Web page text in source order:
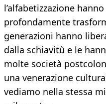
l’alfabetizzazione
profondamente
generazioni hanno
dalla schiavitù e le
molte società
una venerazione
vediamo nella stessa